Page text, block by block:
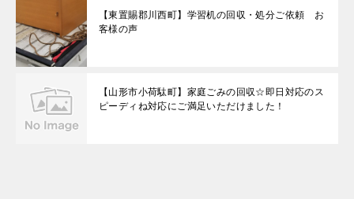
【東置賜郡川西町】学習机の回収・処分ご依頼 お
客様の声
【山形市小荷駄町】家庭ごみの回収☆即日対応のス
ピーディね対応にご満足いただけました！